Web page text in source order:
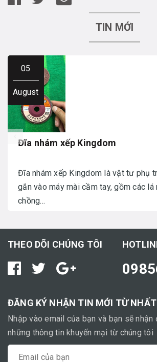
TIN MỚI
05
August
Đĩa nhám xếp Kingdom
Đĩa nhám xếp Kingdom là vật tư phụ
gắn vào máy mài cầm tay, gồm các lá
chồng...
THEO DÕI CHÚNG TÔI
ĐĂNG KÝ NHẬN TIN MỚI TỪ
Nhập vào email của bạn và bạn sẽ
những thông tin khuyến mại từ chúng tôi